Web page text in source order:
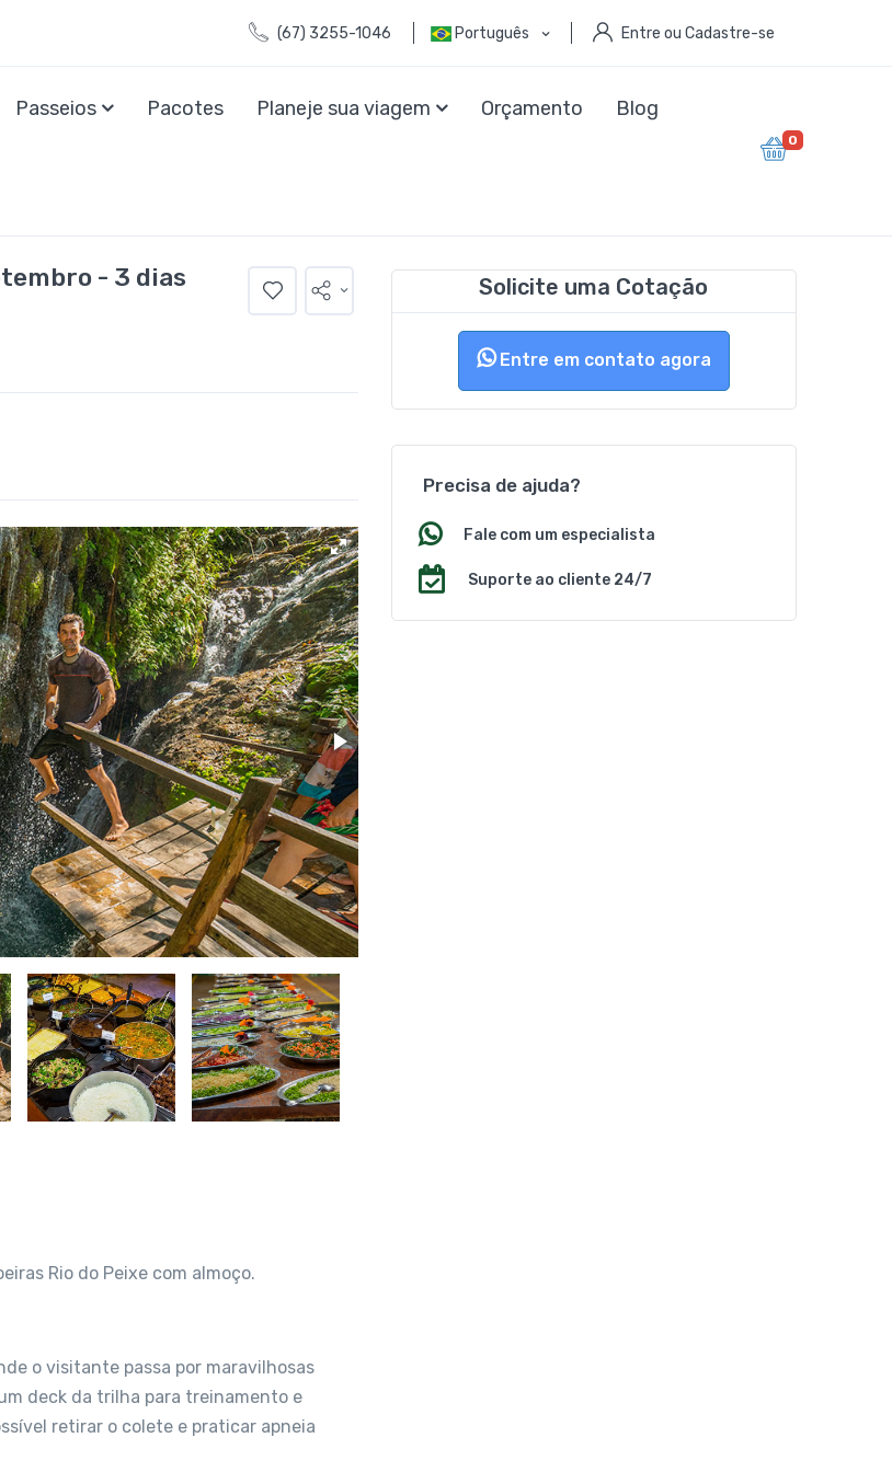
(67) 3255-1046 Português Entre ou Cadastre-se
Passeios Pacotes Planeje sua viagem Orçamento Blog
0
- 3 dias
Rio do Peixe com almoço.
o visitante passa por maravilhosas
deck da trilha para treinamento e
retirar o colete e praticar apneia
Solicite uma Cotação
Entre em contato agora
Precisa de ajuda?
Fale com um especialista
Suporte ao cliente 24/7